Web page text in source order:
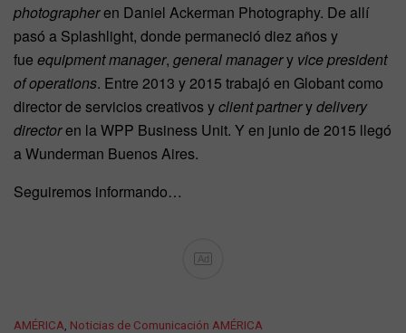
photographeren Daniel Ackerman Photography. De allí
pasó a Splashlight, donde permaneció diez años y
fue equipment manager, general managery vice president
of operations. Entre 2013 y 2015 trabajó en Globant como
director de servicios creativos yclient partnerydelivery
directoren la WPP Business Unit. Y en junio de 2015 llegó
a Wunderman Buenos Aires.
Seguiremos informando…
Ad
C
AMÉRICA Noticias de Comunicación AMÉRICA